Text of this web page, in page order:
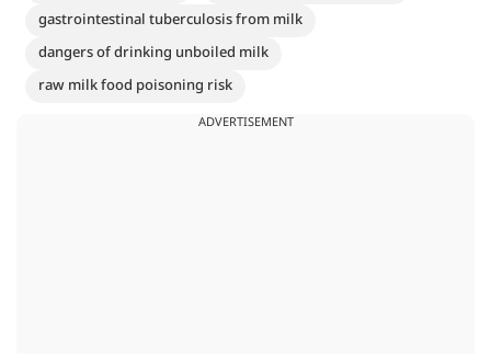
gastrointestinal tuberculosis from milk
dangers of drinking unboiled milk
raw milk food poisoning risk
ADVERTISEMENT